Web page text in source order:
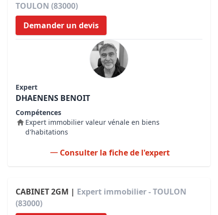
TOULON (83000)
Demander un devis
Expert
DHAENENS BENOIT
Compétences
Expert immobilier valeur vénale en biens
d'habitations
Consulter la fiche de l'expert
CABINET 2GM | Expert immobilier - TOULON
(83000)